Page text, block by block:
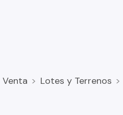
Venta Lotes y Terrenos